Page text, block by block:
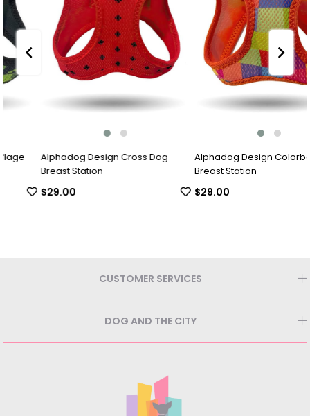
Alphadog Design Cross Dog
Breast Station
$29.00
Alphadog Design Colorbox Dog
Breast Station
$29.00
CUSTOMER SERVICES
DOG AND THE CITY